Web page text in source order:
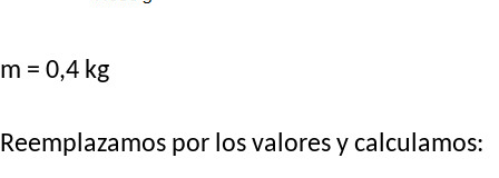
m = 0,4 kg
Reemplazamos por los valores y calculamos: